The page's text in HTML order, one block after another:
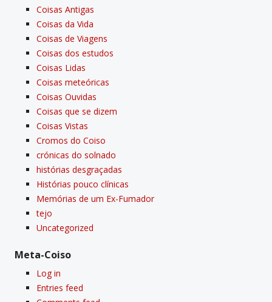
Coisas Antigas
Coisas da Vida
Coisas de Viagens
Coisas dos estudos
Coisas Lidas
Coisas meteóricas
Coisas Ouvidas
Coisas que se dizem
Coisas Vistas
Cromos do Coiso
crónicas do solnado
histórias desgraçadas
Histórias pouco clí­nicas
Memórias de um Ex-Fumador
tejo
Uncategorized
Meta-Coiso
Log in
Entries feed